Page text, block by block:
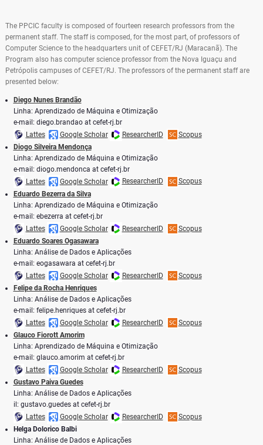
The PPCIC faculty is composed of fourteen research professors from the
permanent staff. The staff is composed, for the most part, of professors of
Computer Science to the headquarters unit of CEFET/RJ (Maracanã). The
Program also has computer science professor from the Nova Iguaçu and
Petrópolis campuses of CEFET/RJ. The professors of the permanent staff are
presented below:
Diego Nunes Brandão
Linha: Aprendizado de Máquina e Otimização
e-mail: diego.brandao at cefet-rj.br
Lattes
Google Scholar ResearcherID
Scopus
Diogo Silveira Mendonça
Linha: Aprendizado de Máquina e Otimização
e-mail: diogo.mendonca at cefet-rj.br
Lattes
Google Scholar ResearcherID
Scopus
Eduardo Bezerra da Silva
Linha: Aprendizado de Máquina e Otimização
e-mail: ebezerra at cefet-rj.br
Lattes
Google Scholar ResearcherID
Scopus
Eduardo Soares Ogasawara
Linha: Análise de Dados e Aplicações
e-mail: eogasawara at cefet-rj.br
Lattes
Google Scholar ResearcherID
Scopus
Felipe da Rocha Henriques
Linha: Análise de Dados e Aplicações
e-mail: felipe.henriques at cefet-rj.br
Lattes
Google Scholar ResearcherID
Scopus
Glauco Fiorott Amorim
Linha: Aprendizado de Máquina e Otimização
e-mail: glauco.amorim at cefet-rj.br
Lattes
Google Scholar ResearcherID
Scopus
Gustavo Paiva Guedes
Linha: Análise de Dados e Aplicações
il: gustavo.guedes at cefet-rj.br
Lattes
Google Scholar ResearcherID
Scopus
Helga Dolorico Balbi
Linha: Análise de Dados e Aplicações